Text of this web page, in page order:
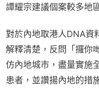
譚耀宗建議個案較多地
對於內地取港人DNA資
解釋清楚，反問「攞你
仿內地城市，盡量實施
患者，並讚揚內地的措